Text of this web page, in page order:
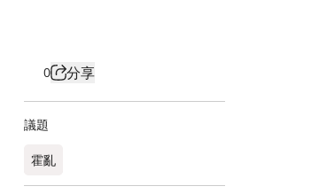
0 分享
議題
霍亂